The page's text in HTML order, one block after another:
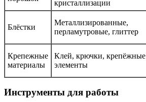
кристаллизации
Блёстки
Металлизированные,
перламутровые, глиттер
Крепежные
материалы
Клей, крючки, крепёжные
элементы
Инструменты для работы